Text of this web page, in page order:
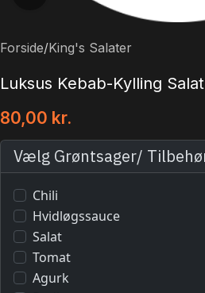
Forside/King's Salater
Luksus Kebab-Kylling Salat
80,00 kr.